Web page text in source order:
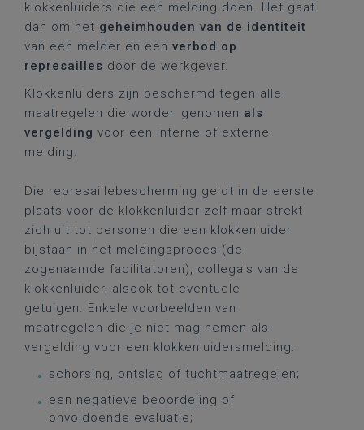
klokkenluiders die een melding doen. Het gaat
dan om het geheimhouden van de identiteit
van een melder en een verbod op
represailles door de werkgever.
Klokkenluiders zijn beschermd tegen alle
maatregelen die worden genomen als
vergelding voor een interne of externe
melding.
Die represaillebescherming geldt in de eerste
plaats voor de klokkenluider zelf maar strekt
zich uit tot personen die een klokkenluider
bijstaan in het meldingsproces (de
zogenaamde facilitatoren), collega's van de
klokkenluider, alsook tot eventuele
getuigen. Enkele voorbeelden van
maatregelen die je niet mag nemen als
vergelding voor een klokkenluidersmelding:
schorsing, ontslag of tuchtmaatregelen;
een negatieve beoordeling of
onvoldoende evaluatie;